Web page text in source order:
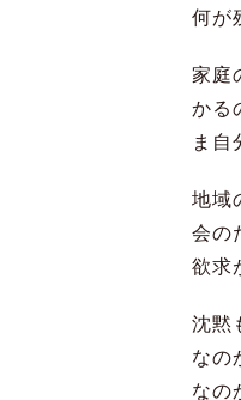
何が
家庭
かる
ま自
地域
会の
欲求
沈黙
なの
なの